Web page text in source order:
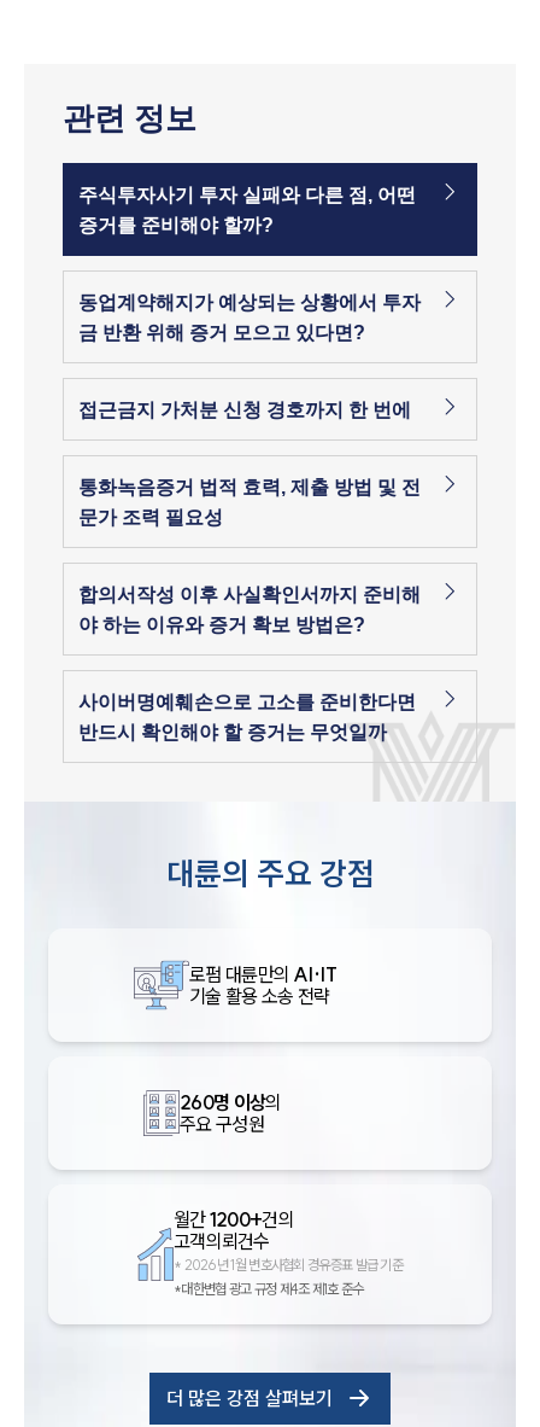
관련 정보
주식투자사기 투자 실패와 다른 점, 어떤
증거를 준비해야 할까?
동업계약해지가 예상되는 상황에서 투자
금 반환 위해 증거 모으고 있다면?
접근금지 가처분 신청 경호까지 한 번에
통화녹음증거 법적 효력, 제출 방법 및 전
문가 조력 필요성
합의서작성 이후 사실확인서까지 준비해
야 하는 이유와 증거 확보 방법은?
사이버명예훼손으로 고소를 준비한다면
반드시 확인해야 할 증거는 무엇일까
대륜의 주요 강점
로펌 대륜만의 AI·IT
기술 활용 소송 전략
260명 이상의
주요 구성원
월간1200+건의
고객의뢰건수
* 2026년 1월 변호사협회 경유증표 발급 기준
*대한변협 광고 규정 제4조 제1호 준수
더 많은 강점 살펴보기